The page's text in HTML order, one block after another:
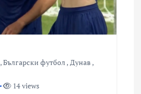
,Български футбол , Дунав ,
14 views